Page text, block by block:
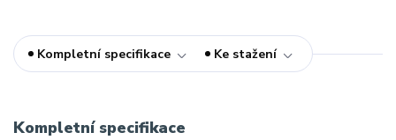
Kompletní specifikace Ke stažení
Kompletní specifikace